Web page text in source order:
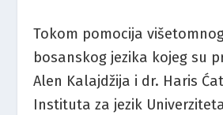
Tokom pomocija
bosanskog jezika kojeg su
Alen Kalajdžija i dr. Haris
Instituta za jezik